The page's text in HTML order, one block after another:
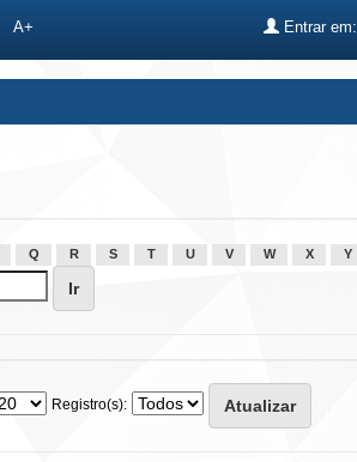
A+ Entrar em:
Q R S T U V W X Y
Registro(s):